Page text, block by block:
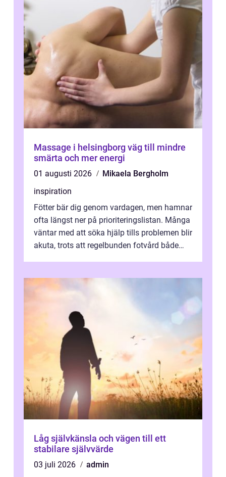
Massage i helsingborg väg till mindre
smärta och mer energi
01 augusti 2026
Mikaela Bergholm
inspiration
Fötter bär dig genom vardagen, men hamnar
ofta längst ner på prioriteringslistan. Många
väntar med att söka hjälp tills problemen blir
akuta, trots att regelbunden fotvård både
Låg självkänsla och vägen till ett
stabilare självvärde
03 juli 2026
admin